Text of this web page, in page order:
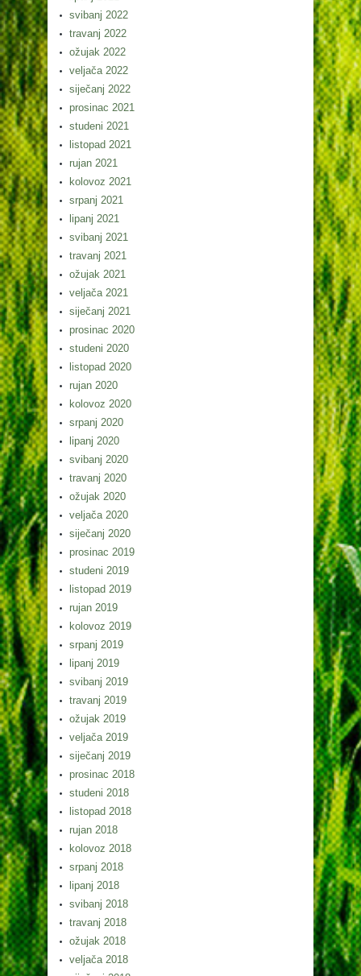
svibanj 2022
travanj 2022
ožujak 2022
veljača 2022
siječanj 2022
prosinac 2021
studeni 2021
listopad 2021
rujan 2021
kolovoz 2021
srpanj 2021
lipanj 2021
svibanj 2021
travanj 2021
ožujak 2021
veljača 2021
siječanj 2021
prosinac 2020
studeni 2020
listopad 2020
rujan 2020
kolovoz 2020
srpanj 2020
lipanj 2020
svibanj 2020
travanj 2020
ožujak 2020
veljača 2020
siječanj 2020
prosinac 2019
studeni 2019
listopad 2019
rujan 2019
kolovoz 2019
srpanj 2019
lipanj 2019
svibanj 2019
travanj 2019
ožujak 2019
veljača 2019
siječanj 2019
prosinac 2018
studeni 2018
listopad 2018
rujan 2018
kolovoz 2018
srpanj 2018
lipanj 2018
svibanj 2018
travanj 2018
ožujak 2018
veljača 2018